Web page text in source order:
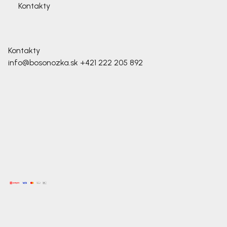
Kontakty
Kontakty
info@bosonozka.sk +421 222 205 892